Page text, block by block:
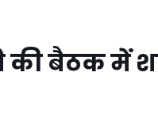
बैठक में